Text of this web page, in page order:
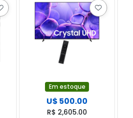
Em estoque
U$ 500.00
R$ 2,605.00